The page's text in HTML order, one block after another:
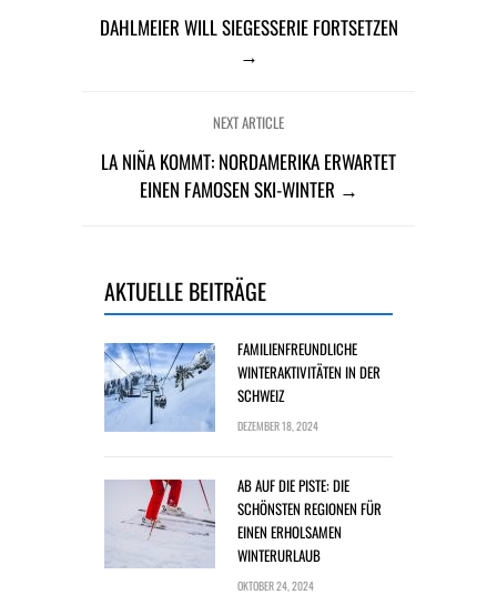
DAHLMEIER WILL SIEGESSERIE FORTSETZEN
→
NEXT ARTICLE
LA NIÑA KOMMT: NORDAMERIKA ERWARTET
EINEN FAMOSEN SKI-WINTER →
AKTUELLE BEITRÄGE
FAMILIENFREUNDLICHE
WINTERAKTIVITÄTEN IN DER
SCHWEIZ
DEZEMBER 18, 2024
AB AUF DIE PISTE: DIE
SCHÖNSTEN REGIONEN FÜR
EINEN ERHOLSAMEN
WINTERURLAUB
OKTOBER 24, 2024